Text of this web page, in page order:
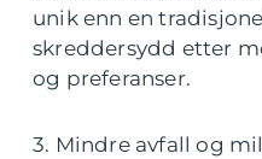
unik enn en
skreddersydd etter
og preferanser.
3. Mindre avfall og